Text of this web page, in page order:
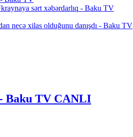
sərt xəbərdarlıq - Baku TV
necə xilas olduğunu danışdı - Baku TV
Baku TV CANLI